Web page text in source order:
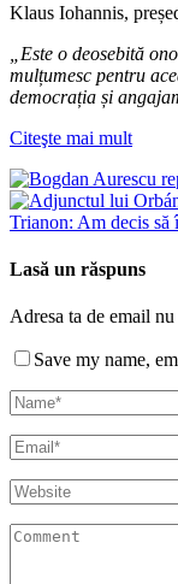
Klaus Iohannis,
„Este o deosebită
mulțumesc pentru
democrația și
Citeşte mai mult
Trianon: Am decis să
Lasă un răspuns
Adresa ta de email
Save my name,